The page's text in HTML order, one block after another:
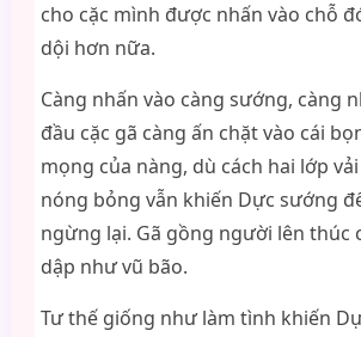
cho cặc mình được nhấn vào chỗ
dội hơn nữa.
Càng nhấn vào càng sướng, càng
đầu cặc gã càng ấn chặt vào cái
mọng của nàng, dù cách hai lớp
nóng bỏng vẫn khiến Dực sướng
ngừng lại. Gã gồng người lên thúc
dập như vũ bão.
Tư thế giống như làm tình khiến